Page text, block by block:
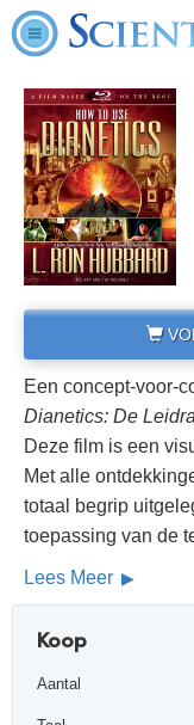
Een concept-voor-
Dianetics: De
Deze film is een
Met alle
totaal begrip
toepassing van de
Lees Meer
Koop
Aantal